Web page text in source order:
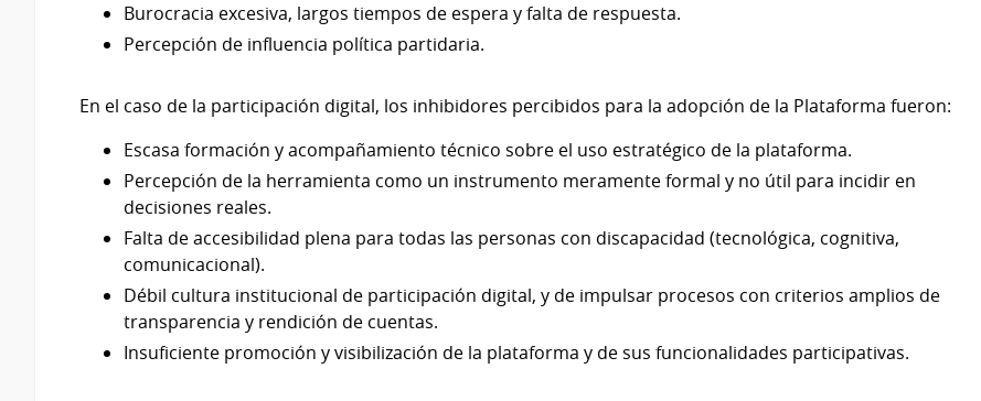
Burocracia excesiva, largos tiempos de espera y falta de respuesta.
Percepción de influencia política partidaria.
En el caso de la participación digital, los inhibidores percibidos para la adopción de la Plataforma fueron:
Escasa formación y acompañamiento técnico sobre el uso estratégico de la plataforma.
Percepción de la herramienta como un instrumento meramente formal y no útil para incidir en
decisiones reales.
Falta de accesibilidad plena para todas las personas con discapacidad (tecnológica, cognitiva,
comunicacional).
Débil cultura institucional de participación digital, y de impulsar procesos con criterios amplios de
transparencia y rendición de cuentas.
Insuficiente promoción y visibilización de la plataforma y de sus funcionalidades participativas.